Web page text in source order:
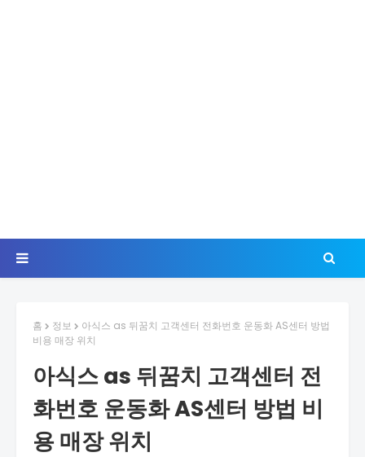
홈 정보
아식스 as 뒤꿈치 고객센터 전화번호 운동화 AS센터 방법
비용 매장 위치
아식스 as 뒤꿈치 고객센터 전
화번호 운동화 AS센터 방법 비
용 매장 위치